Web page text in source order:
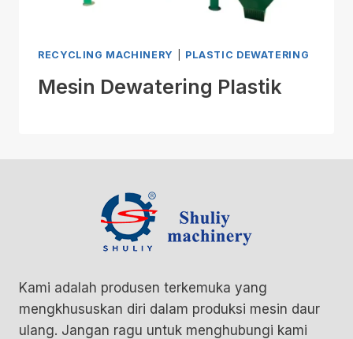
RECYCLING MACHINERY PLASTIC DEWATERING
Mesin Dewatering Plastik
Kami adalah produsen terkemuka yang
mengkhususkan diri dalam produksi mesin daur
ulang. Jangan ragu untuk menghubungi kami